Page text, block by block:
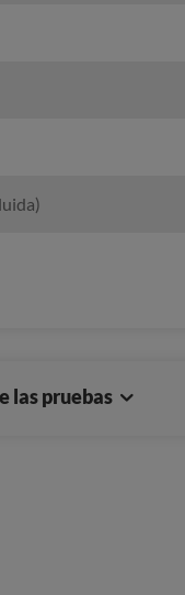
las pruebas